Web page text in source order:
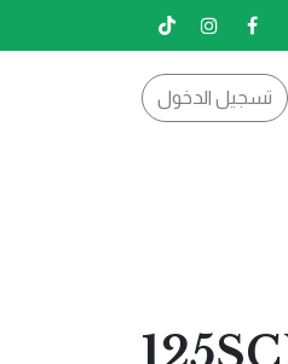
تسجيل الدخول